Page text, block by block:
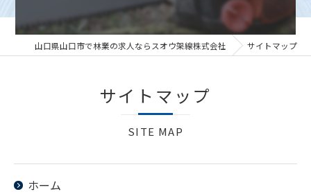
山口県山口市で林業の求人ならスオウ架線株式会社 サイトマップ
SITE MAP
サイトマップ
ホーム